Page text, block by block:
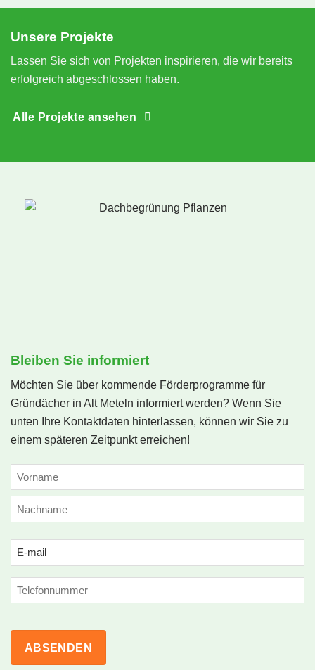
Unsere Projekte
Lassen Sie sich von Projekten inspirieren, die wir bereits
erfolgreich abgeschlossen haben.
Alle Projekte ansehen
Bleiben Sie informiert
Möchten Sie über kommende Förderprogramme für
Gründächer in Alt Meteln informiert werden? Wenn Sie
unten Ihre Kontaktdaten hinterlassen, können wir Sie zu
einem späteren Zeitpunkt erreichen!
NAME
(ERFORDERLICH)
Email
(erforderlich)
Phone